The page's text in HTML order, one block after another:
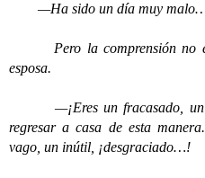
—Ha sido un día muy malo…
Pero la comprensión no
esposa.
—¡Eres un fracasado, un
regresar a casa de esta
vago, un inútil, ¡desgraciado…!